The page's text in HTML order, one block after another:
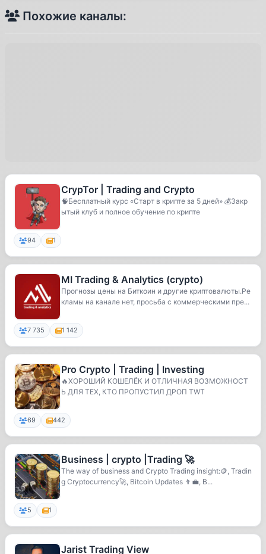
Похожие каналы:
CrypTor | Trading and Crypto
🧠Бесплатный курс «Старт в крипте за 5 дней» 💰Закр
ытый клуб и полное обучение по крипте
94 1
MI Trading & Analytics (crypto)
Прогнозы цены на Биткоин и другие криптовалюты.Ре
кламы на канале нет, просьба с коммерческими пре...
7 735 1 142
Pro Crypto | Trading | Investing
🔥ХОРОШИЙ КОШЕЛЁК И ОТЛИЧНАЯ ВОЗМОЖНОСТ
Ь ДЛЯ ТЕХ, КТО ПРОПУСТИЛ ДРОП TWT
69 442
Business | crypto |Trading 🚀
The way of business and Crypto Trading insight:🪙, Tradin
g Cryptocurrency🚀, Bitcoin Updates 👨‍💼, B...
5 1
Jarist Trading View